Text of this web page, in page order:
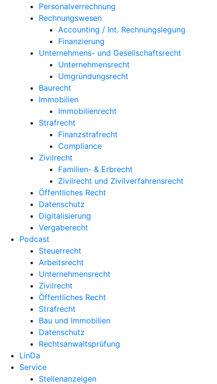
Personalverrechnung
Rechnungswesen
Accounting / Int. Rechnungslegung
Finanzierung
Unternehmens- und Gesellschaftsrecht
Unternehmensrecht
Umgründungsrecht
Baurecht
Immobilien
Immobilienrecht
Strafrecht
Finanzstrafrecht
Compliance
Zivilrecht
Familien- & Erbrecht
Zivilrecht und Zivilverfahrensrecht
Öffentliches Recht
Datenschutz
Digitalisierung
Vergaberecht
Podcast
Steuerrecht
Arbeitsrecht
Unternehmens­recht
Zivilrecht
Öffentliches Recht
Strafrecht
Bau und Immobilien
Datenschutz
Rechtsanwalts­prüfung
LinDa
Service
Stellenanzeigen